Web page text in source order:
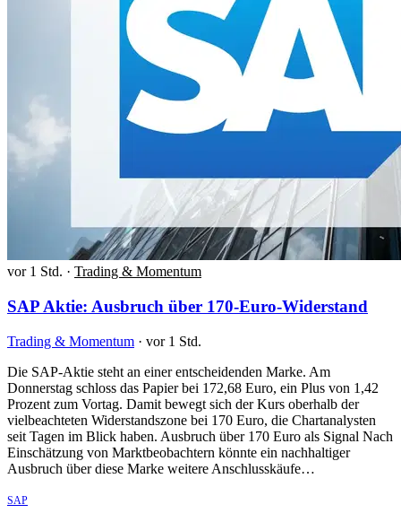
vor 1 Std. · Trading & Momentum
SAP Aktie: Ausbruch über 170-Euro-Widerstand
Trading & Momentum · vor 1 Std.
Die SAP-Aktie steht an einer entscheidenden Marke. Am
Donnerstag schloss das Papier bei 172,68 Euro, ein Plus von 1,42
Prozent zum Vortag. Damit bewegt sich der Kurs oberhalb der
vielbeachteten Widerstandszone bei 170 Euro, die Chartanalysten
seit Tagen im Blick haben. Ausbruch über 170 Euro als Signal Nach
Einschätzung von Marktbeobachtern könnte ein nachhaltiger
Ausbruch über diese Marke weitere Anschlusskäufe…
SAP